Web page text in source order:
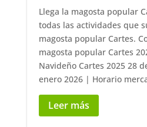
Llega la magosta popular
todas las actividades que
magosta popular Cartes.
magosta popular Cartes
Navideño Cartes 2025 28
enero 2026 | Horario
Leer más